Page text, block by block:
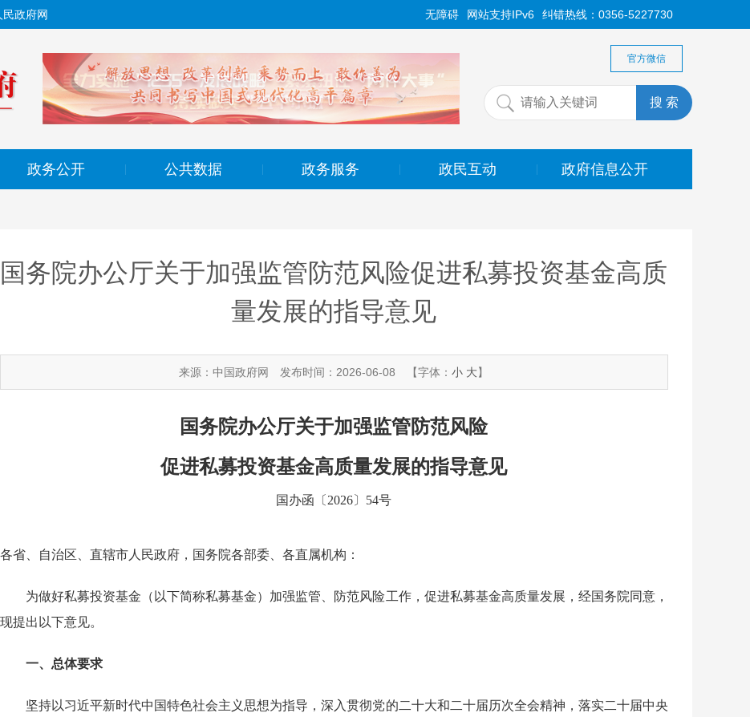
政府网 纠错热线：0356-5227730
网站支持IPv6
无障碍
官方微信
政务公开 公共数据 政务服务 政民互动 政府信息公开
国务院办公厅关于加强监管防范风险促进私募投资基金高质
量发展的指导意见
来源：中国政府网 发布时间：2026-06-08 【字体：小 大】
国务院办公厅关于加强监管防范风险
促进私募投资基金高质量发展的指导意见
国办函〔2026〕54号
各省、自治区、直辖市人民政府，国务院各部委、各直属机构：
为做好私募投资基金（以下简称私募基金）加强监管、防范风险工作，促进私募基金高质量发展，经国务院同意，
现提出以下意见。
一、总体要求
坚持以习近平新时代中国特色社会主义思想为指导，深入贯彻党的二十大和二十届历次全会精神，落实二十届中央